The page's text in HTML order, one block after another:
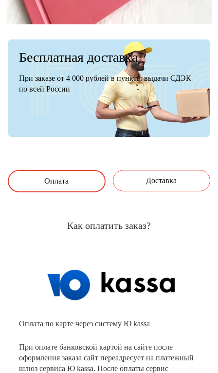
Бесплатная доставка
При заказе от 4 000 рублей в пункты выдачи СДЭК
по всей России
Оплата Доставка
Как оплатить заказ?
Оплата по карте через систему Ю kassa
При оплате банковской картой на сайте после
оформления заказа сайт переадресует на платежный
шлюз сервиса Ю kassa. После оплаты сервис